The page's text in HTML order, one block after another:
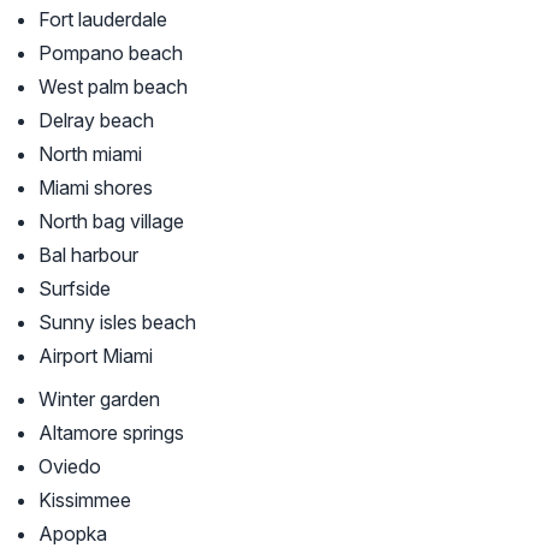
Fort lauderdale
Pompano beach
West palm beach
Delray beach
North miami
Miami shores
North bag village
Bal harbour
Surfside
Sunny isles beach
Airport Miami
Winter garden
Altamore springs
Oviedo
Kissimmee
Apopka